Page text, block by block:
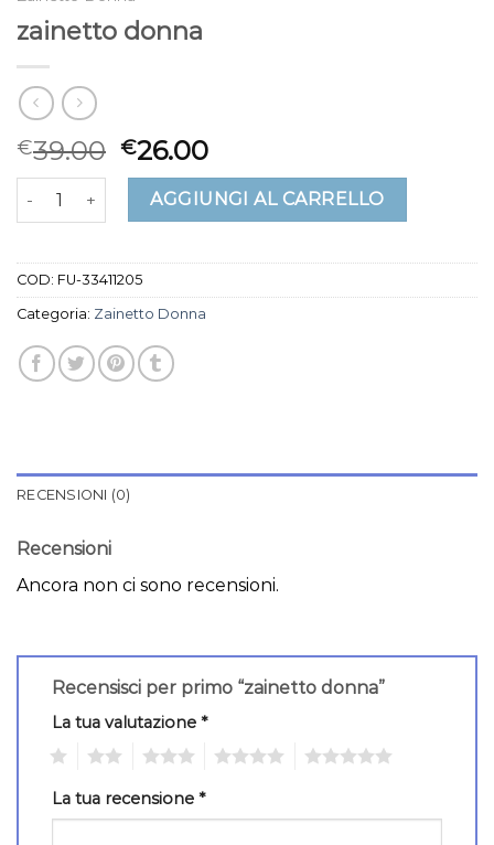
zainetto donna
€39.00 €26.00
zainetto donna quantitàAGGIUNGI AL CARRELLO
COD: FU-33411205
Categoria: Zainetto Donna
RECENSIONI (0)
Recensioni
Ancora non ci sono recensioni.
Recensisci per primo “zainetto donna”
La tua valutazione *
La tua recensione *